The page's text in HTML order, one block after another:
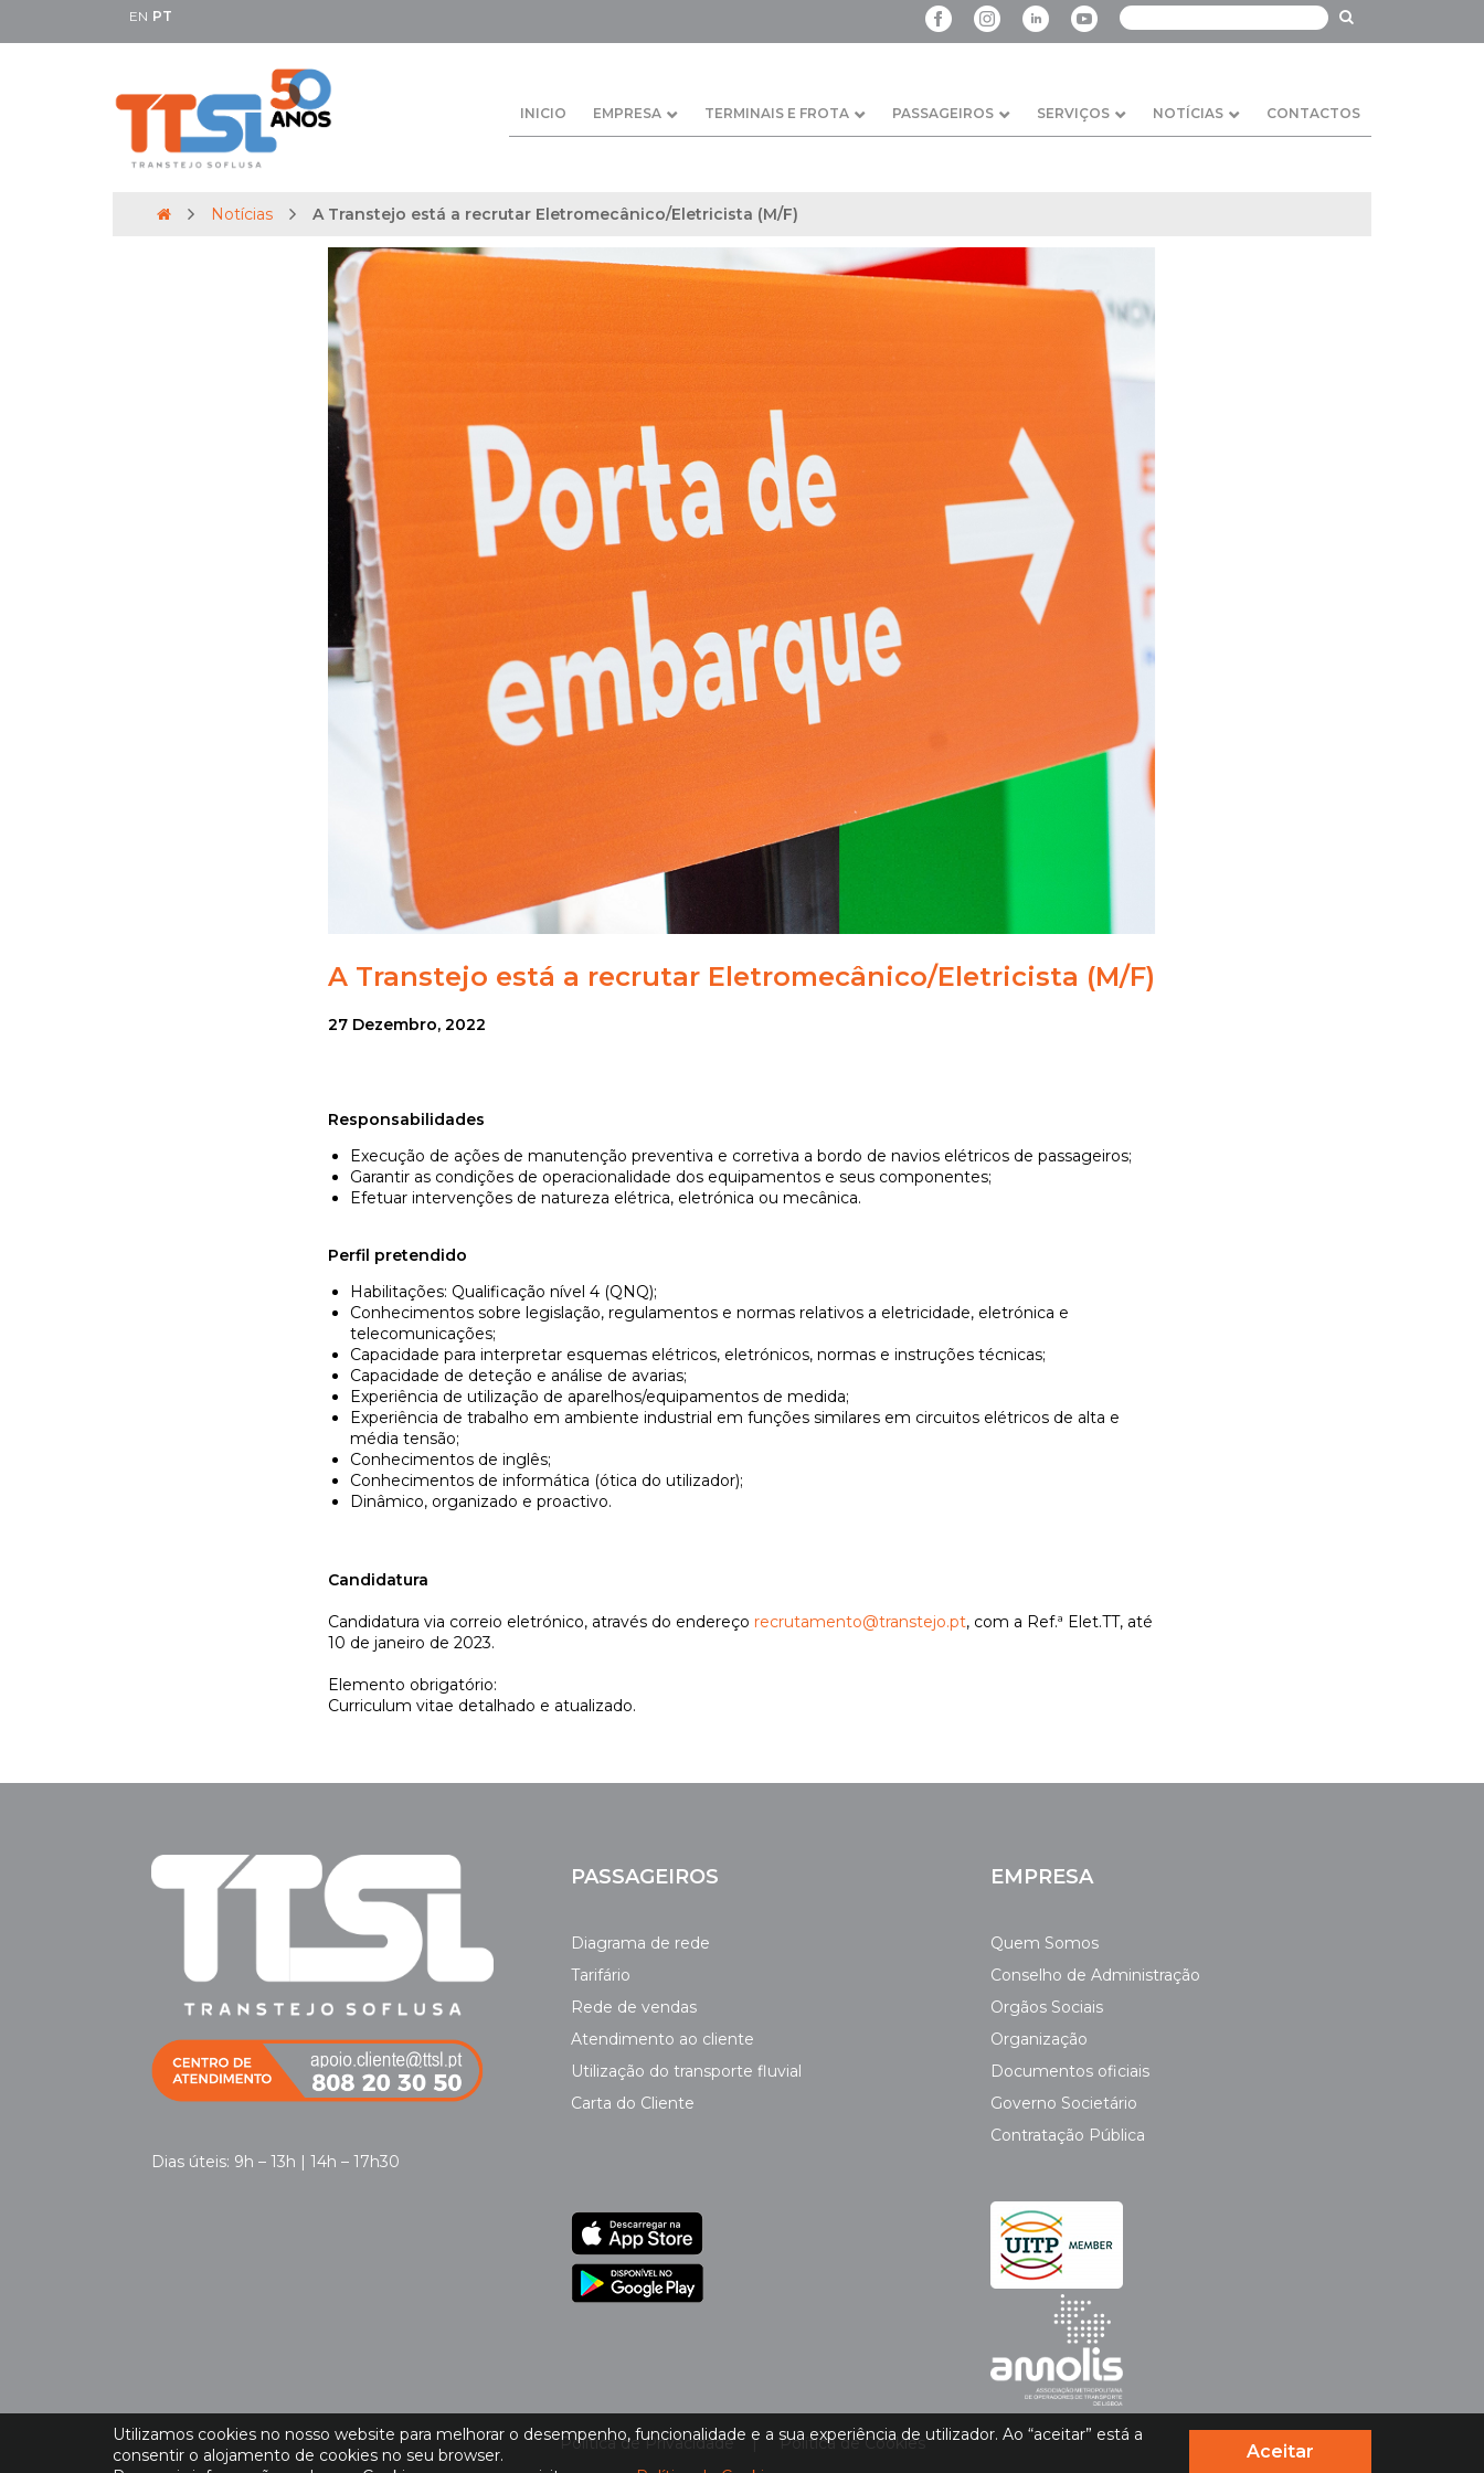
EN PT
INICIO EMPRESA TERMINAIS E FROTA PASSAGEIROS SERVIÇOS NOTÍCIAS CONTACTOS
Notícias A Transtejo está a recrutar Eletromecânico/Eletricista (M/F)
A Transtejo está a recrutar Eletromecânico/Eletricista (M/F)
27 Dezembro, 2022
Responsabilidades
Execução de ações de manutenção preventiva e corretiva a bordo de navios elétricos de passageiros;
Garantir as condições de operacionalidade dos equipamentos e seus componentes;
Efetuar intervenções de natureza elétrica, eletrónica ou mecânica.
Perfil pretendido
Habilitações: Qualificação nível 4 (QNQ);
Conhecimentos sobre legislação, regulamentos e normas relativos a eletricidade, eletrónica e
telecomunicações;
Capacidade para interpretar esquemas elétricos, eletrónicos, normas e instruções técnicas;
Capacidade de deteção e análise de avarias;
Experiência de utilização de aparelhos/equipamentos de medida;
Experiência de trabalho em ambiente industrial em funções similares em circuitos elétricos de alta e
média tensão;
Conhecimentos de inglês;
Conhecimentos de informática (ótica do utilizador);
Dinâmico, organizado e proactivo.
Candidatura
Candidatura via correio eletrónico, através do endereço recrutamento@transtejo.pt, com a Ref.ª Elet.TT, até
10 de janeiro de 2023.
Elemento obrigatório:
Curriculum vitae detalhado e atualizado.
Dias úteis: 9h – 13h | 14h – 17h30
PASSAGEIROS
Diagrama de rede
Tarifário
Rede de vendas
Atendimento ao cliente
Utilização do transporte fluvial
Carta do Cliente
EMPRESA
Quem Somos
Conselho de Administração
Orgãos Sociais
Organização
Documentos oficiais
Governo Societário
Contratação Pública
Política de Privacidade| Política de Cookies
Utilizamos cookies no nosso website para melhorar o desempenho, funcionalidade e a sua experiência de utilizador. Ao “aceitar” está a
consentir o alojamento de cookies no seu browser.
Aceitar